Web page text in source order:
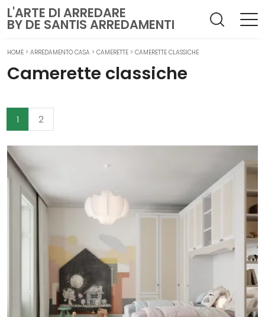
L'ARTE DI ARREDARE
BY DE SANTIS ARREDAMENTI
HOME > ARREDAMENTO CASA > CAMERETTE > CAMERETTE CLASSICHE
Camerette classiche
1 2